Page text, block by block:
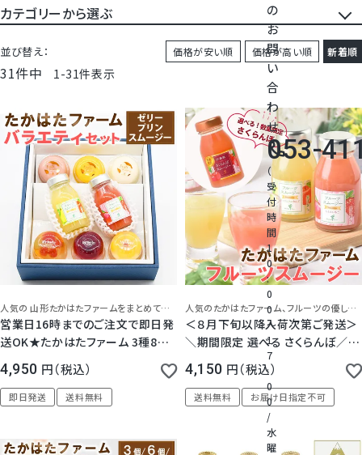
の
お
問
い
合
わ
せ
call
053-
（
受
付
時
間
1
0
:
0
0
～
1
7
:
0
0
/
水
曜
静岡産クラウンメロン
天使音（あまね）マスクメロン
桃
大糖領桃
温室みかん(ハウスみかん)
梨
幸水梨ロイヤル
シャインマスカット
カテゴリーから選ぶ
フルーツゼリー
お菓子
クラウンメロンゼリー
たかはたファームゼリー・スムージー
三ヶ日みかんゼリー
極しぼりとクラウンメロンゼリーの詰め合わせ
果実ゼリー
JA三ケ日青島みかんジュース
【加藤柑橘園】青島みかんジュース「極しぼり」
信州アルプスフルーツジュース
並び替え 価格が安い順 価格が高い順 新着順
31件中 1-31件表示
人気の 山形たかはたファームをまとめてお試し！フルーツの味わいと華やかさを活かしたデザート詰合せセット。
営業日16時までのご注文で即日発
送OK★たかはたファーム 3種8個
バラエティセット ゼリー プリン スム
ージー プレゼント 高級 御祝 内祝
誕生日 御礼 お見舞 手土産 スイー
4,950 税込
即日発送 送料無料
人気のたかはたファーム、フルーツの優しい甘さとなめらかさを生かしたフルーツスムージーです。
＜８月下旬以降入荷次第ご発送＞
＼期間限定 選べる さくらんぼ／た
かはたファーム フルーツスムージ
ー 6本 セット
4,150 税込
送料無料 お届け日指定不可